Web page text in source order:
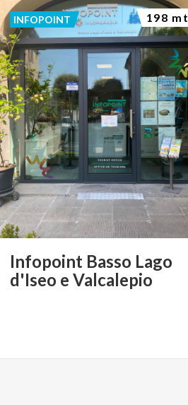
Infopoint Basso Lago
d'Iseo e Valcalepio
INFOPOINT 198 mt